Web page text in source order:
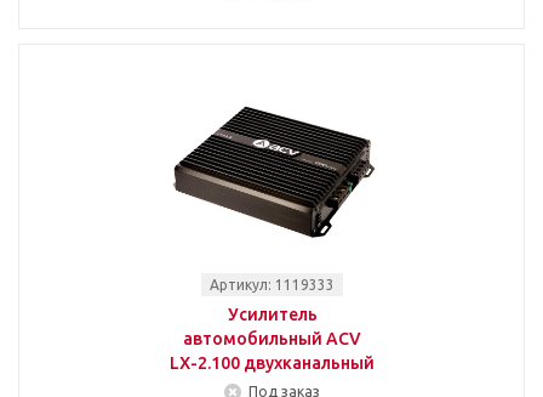
Артикул: 1119333
Усилитель
автомобильный ACV
LX-2.100 двухканальный
Под заказ